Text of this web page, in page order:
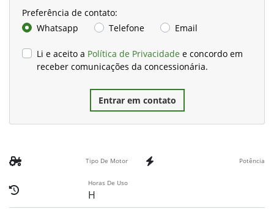
Preferência de contato:
Whatsapp
Telefone Email
Li e aceito a Política de Privacidade e concordo em
receber comunicações da concessionária.
Entrar em contato
Tipo De Motor Potência
Horas De Uso
H